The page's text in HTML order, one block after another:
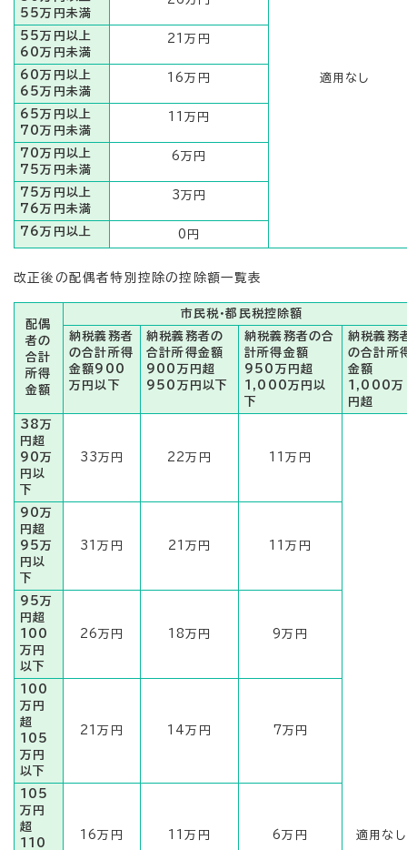
適用なし
55万円未満
55万円以上
60万円未満
21万円
60万円以上
65万円未満
16万円
65万円以上
70万円未満
11万円
70万円以上
75万円未満
6万円
75万円以上
76万円未満
3万円
76万円以上 0円
改正後の配偶者特別控除の控除額一覧表
配偶
者の
合計
所得
金額
市民税・都民税控除額
納税義務者
の合計所得
金額900
万円以下
納税義務者の
合計所得金額
900万円超
950万円以下
納税義務者の合
計所得金額
950万円超
1,000万円以
下
納税義務
の合計所
金額
1,000万
円超
38万
円超
90万
円以
下
33万円 22万円 11万円
適用なし
90万
円超
95万
円以
下
31万円 21万円 11万円
95万
円超
100
万円
以下
26万円 18万円 9万円
100
万円
超
105
万円
以下
21万円 14万円 7万円
105
万円
超
110
16万円 11万円 6万円